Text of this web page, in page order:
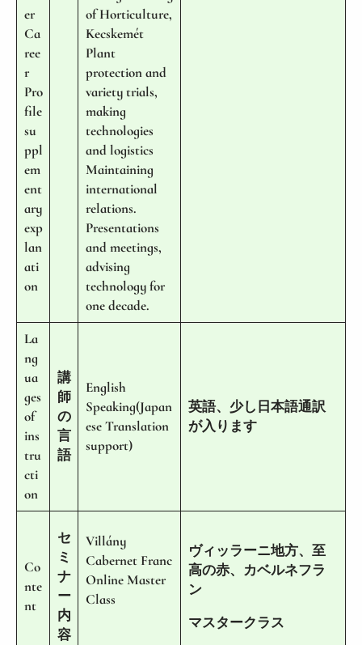
er
Ca
ree
r
Pro
file
su
ppl
em
ent
ary
exp
lan
ati
on
of Horticulture,
Kecskemét
Plant
protection and
variety trials,
making
technologies
and logistics
Maintaining
international
relations.
Presentations
and meetings,
advising
technology for
one decade.
La
ng
ua
ges
of
ins
tru
cti
on
講
師
の
言
語
English
Speaking(Japan
ese Translation
support)
英語、少し日本語通訳
が入ります
Co
nte
nt
セ
ミ
ナ
ー
内
容
Villány
Cabernet Franc
Online Master
Class
ヴィッラーニ地方、至
高の赤、カベルネフラ
ン
マスタークラス